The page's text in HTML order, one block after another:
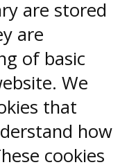
are stored
are
of basic
We
that
how
cookies